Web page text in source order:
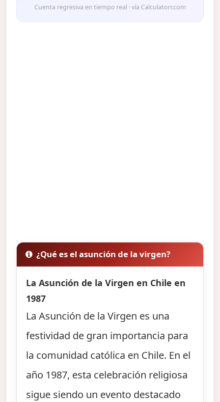
Cuenta regresiva en tiempo real · vía Calculatorr.com
¿Qué es el asunción de la virgen?
La Asunción de la Virgen en Chile en
1987
La Asunción de la Virgen es una
festividad de gran importancia para
la comunidad católica en Chile. En el
año 1987, esta celebración religiosa
sigue siendo un evento destacado